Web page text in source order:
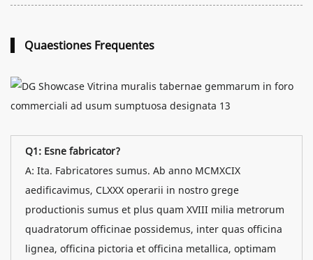
Quaestiones Frequentes
Q1: Esne fabricator?
A: Ita. Fabricatores sumus. Ab anno MCMXCIX
aedificavimus, CLXXX operarii in nostro grege
productionis sumus et plus quam XVIII milia metrorum
quadratorum officinae possidemus, inter quas officina
lignea, officina pictoria et officina metallica, optimam